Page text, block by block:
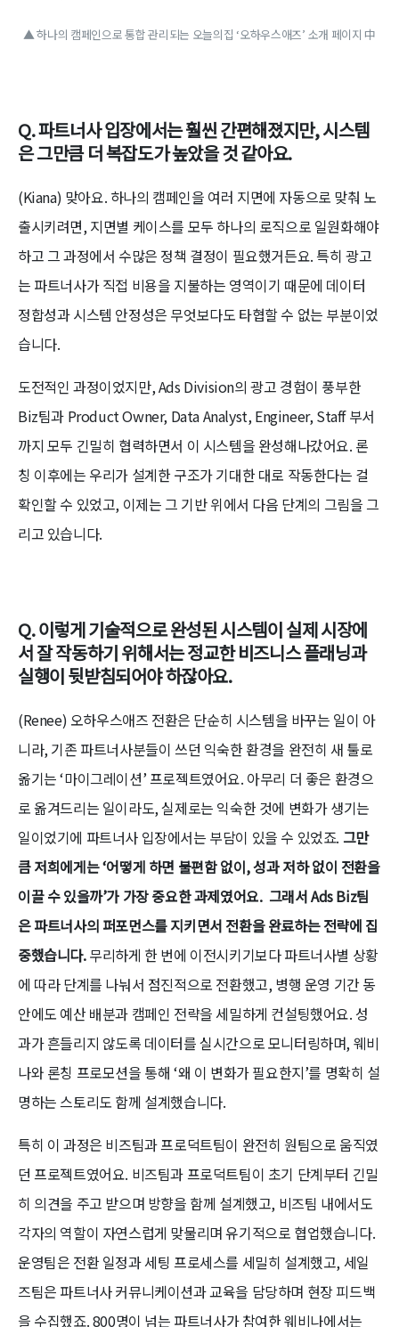
▲ 하나의 캠페인으로 통합 관리되는 오늘의집 ‘오하우스애즈’ 소개 페이지 中
Q. 파트너사 입장에서는 훨씬 간편해졌지만, 시스템
은 그만큼 더 복잡도가 높았을 것 같아요.
(Kiana) 맞아요. 하나의 캠페인을 여러 지면에 자동으로 맞춰 노
출시키려면, 지면별 케이스를 모두 하나의 로직으로 일원화해야
하고 그 과정에서 수많은 정책 결정이 필요했거든요. 특히 광고
는 파트너사가 직접 비용을 지불하는 영역이기 때문에 데이터
정합성과 시스템 안정성은 무엇보다도 타협할 수 없는 부분이었
습니다.
도전적인 과정이었지만, Ads Division의 광고 경험이 풍부한
Biz팀과 Product Owner, Data Analyst, Engineer, Staff 부서
까지 모두 긴밀히 협력하면서 이 시스템을 완성해나갔어요. 론
칭 이후에는 우리가 설계한 구조가 기대한 대로 작동한다는 걸
확인할 수 있었고, 이제는 그 기반 위에서 다음 단계의 그림을 그
리고 있습니다.
Q. 이렇게 기술적으로 완성된 시스템이 실제 시장에
서 잘 작동하기 위해서는 정교한 비즈니스 플래닝과
실행이 뒷받침되어야 하잖아요.
(Renee) 오하우스애즈 전환은 단순히 시스템을 바꾸는 일이 아
니라, 기존 파트너사분들이 쓰던 익숙한 환경을 완전히 새 툴로
옮기는 ‘마이그레이션’ 프로젝트였어요. 아무리 더 좋은 환경으
로 옮겨드리는 일이라도, 실제로는 익숙한 것에 변화가 생기는
일이었기에 파트너사 입장에서는 부담이 있을 수 있었죠. 그만
큼 저희에게는 ‘어떻게 하면 불편함 없이, 성과 저하 없이 전환을
이끌 수 있을까’가 가장 중요한 과제였어요. 그래서 Ads Biz팀
은 파트너사의 퍼포먼스를 지키면서 전환을 완료하는 전략에 집
중했습니다.무리하게 한 번에 이전시키기보다 파트너사별 상황
에 따라 단계를 나눠서 점진적으로 전환했고, 병행 운영 기간 동
안에도 예산 배분과 캠페인 전략을 세밀하게 컨설팅했어요. 성
과가 흔들리지 않도록 데이터를 실시간으로 모니터링하며, 웨비
나와 론칭 프로모션을 통해 ‘왜 이 변화가 필요한지’를 명확히 설
명하는 스토리도 함께 설계했습니다.
특히 이 과정은 비즈팀과 프로덕트팀이 완전히 원팀으로 움직였
던 프로젝트였어요. 비즈팀과 프로덕트팀이 초기 단계부터 긴밀
히 의견을 주고 받으며 방향을 함께 설계했고, 비즈팀 내에서도
각자의 역할이 자연스럽게 맞물리며 유기적으로 협업했습니다.
운영팀은 전환 일정과 세팅 프로세스를 세밀히 설계했고, 세일
즈팀은 파트너사 커뮤니케이션과 교육을 담당하며 현장 피드백
을 수집했죠. 800명이 넘는 파트너사가 참여한 웨비나에서는